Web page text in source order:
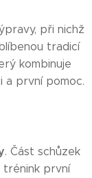
při nichž
tradicí
kombinuje
a první pomoc.
. Část schůzek
trénink první